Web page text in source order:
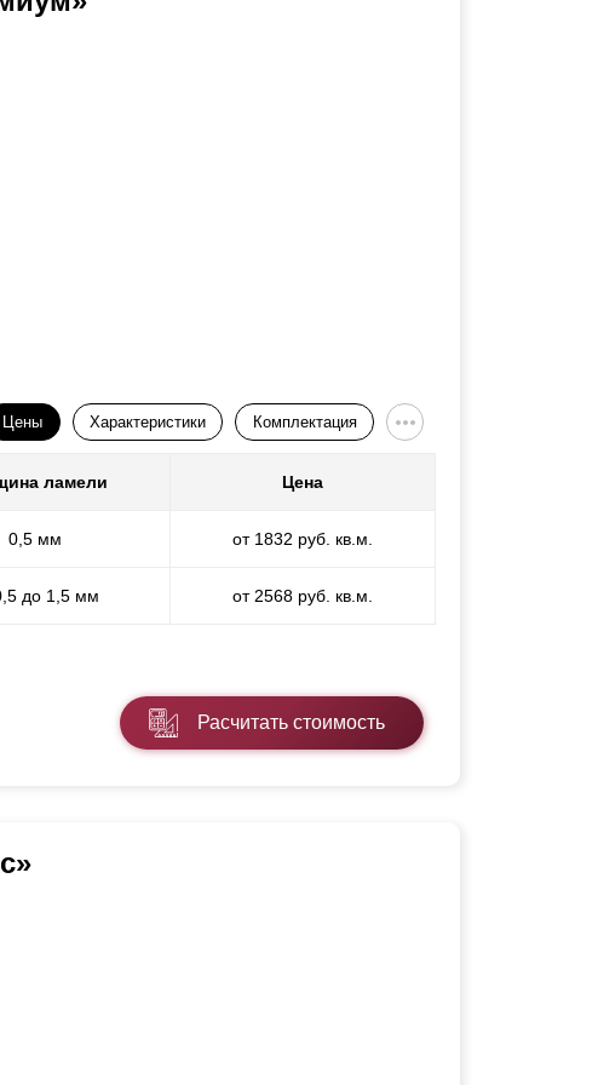
Цены Характеристики Комплектация
ламели Цена
0,5 мм от 1832 руб. кв.м.
до 1,5 мм от 2568 руб. кв.м.
Расчитать стоимость